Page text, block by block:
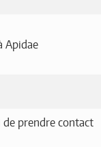
Apidae
de prendre contact